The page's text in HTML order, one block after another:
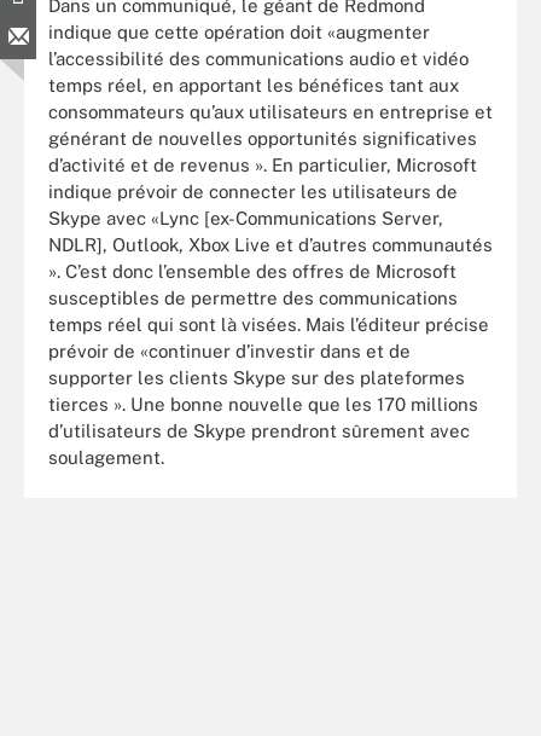
Dans un communiqué, le géant de Redmond
indique que cette opération doit «augmenter
l’accessibilité des communications audio et vidéo
temps réel, en apportant les bénéfices tant aux
consommateurs qu’aux utilisateurs en entreprise et
générant de nouvelles opportunités significatives
d’activité et de revenus ». En particulier, Microsoft
indique prévoir de connecter les utilisateurs de
Skype avec «Lync [ex-Communications Server,
NDLR], Outlook, Xbox Live et d’autres communautés
». C’est donc l’ensemble des offres de Microsoft
susceptibles de permettre des communications
temps réel qui sont là visées. Mais l’éditeur précise
prévoir de «continuer d’investir dans et de
supporter les clients Skype sur des plateformes
tierces ». Une bonne nouvelle que les 170 millions
d’utilisateurs de Skype prendront sûrement avec
soulagement.